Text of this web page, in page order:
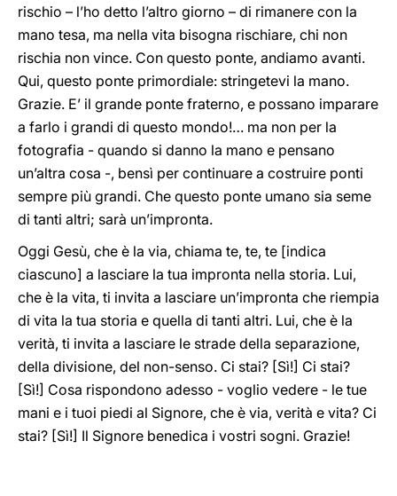
rischio – l’ho detto l’altro giorno – di rimanere con la
mano tesa, ma nella vita bisogna rischiare, chi non
rischia non vince. Con questo ponte, andiamo avanti.
Qui, questo ponte primordiale: stringetevi la mano.
Grazie. E’ il grande ponte fraterno, e possano imparare
a farlo i grandi di questo mondo!… ma non per la
fotografia - quando si danno la mano e pensano
un’altra cosa -, bensì per continuare a costruire ponti
sempre più grandi. Che questo ponte umano sia seme
di tanti altri; sarà un’impronta.
Oggi Gesù, che è la via, chiama te, te, te [indica
ciascuno] a lasciare la tua impronta nella storia. Lui,
che è la vita, ti invita a lasciare un’impronta che riempia
di vita la tua storia e quella di tanti altri. Lui, che è la
verità, ti invita a lasciare le strade della separazione,
della divisione, del non-senso. Ci stai? [Sì!] Ci stai?
[Sì!] Cosa rispondono adesso - voglio vedere - le tue
mani e i tuoi piedi al Signore, che è via, verità e vita? Ci
stai? [Sì!] Il Signore benedica i vostri sogni. Grazie!